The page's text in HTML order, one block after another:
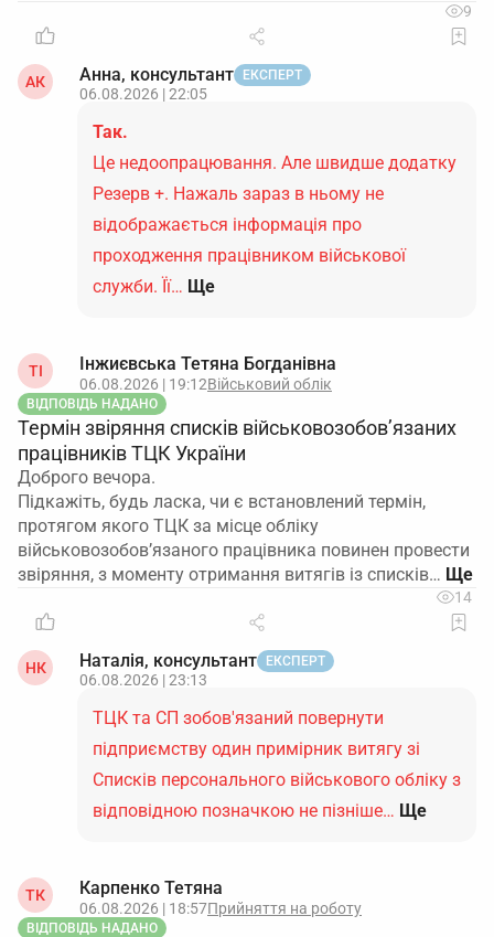
9
АК Анна, консультант ЕКСПЕРТ
06.08.2026 | 22:05
Так.
Це недоопрацювання. Але швидше додатку
Резерв +. Нажаль зараз в ньому не
відображається інформація про
проходження працівником військової
служби. Її… Ще
ТІ Інжиєвська Тетяна Богданівна
06.08.2026 | 19:12Військовий облік
ВІДПОВІДЬ НАДАНО
Термін звіряння списків військовозобов’язаних
працівників ТЦК України
Доброго вечора.
Підкажіть, будь ласка, чи є встановлений термін,
протягом якого ТЦК за місце обліку
військовозобов’язаного працівника повинен провести
звіряння, з моменту отримання витягів із списків…
14
НК Наталія, консультант ЕКСПЕРТ
06.08.2026 | 23:13
ТЦК та СП зобов'язаний повернути
підприємству один примірник витягу зі
Списків персонального військового обліку з
відповідною позначкою не пізніше… Ще
ТК Карпенко Тетяна
06.08.2026 | 18:57Прийняття на роботу
ВІДПОВІДЬ НАДАНО